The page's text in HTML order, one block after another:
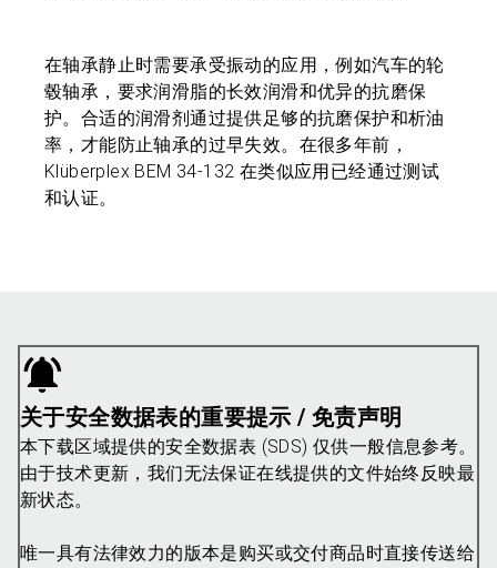
在轴承静止时需要承受振动的应用，例如汽车的轮
毂轴承，要求润滑脂的长效润滑和优异的抗磨保
护。合适的润滑剂通过提供足够的抗磨保护和析油
率，才能防止轴承的过早失效。在很多年前，
Klüberplex BEM 34-132 在类似应用已经通过测试
和认证。
关于安全数据表的重要提示 / 免责声明
本下载区域提供的安全数据表 (SDS) 仅供一般信息参考。
由于技术更新，我们无法保证在线提供的文件始终反映最
新状态。
唯一具有法律效力的版本是购买或交付商品时直接传送给